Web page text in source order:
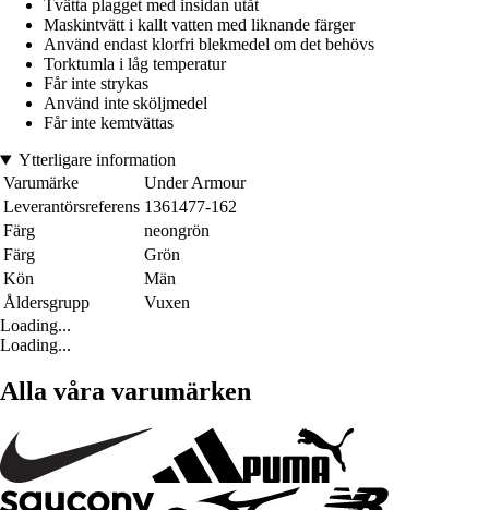
Tvätta plagget med insidan utåt
Maskintvätt i kallt vatten med liknande färger
Använd endast klorfri blekmedel om det behövs
Torktumla i låg temperatur
Får inte strykas
Använd inte sköljmedel
Får inte kemtvättas
Ytterligare information
Varumärke
Under Armour
Leverantörsreferens 1361477-162
Färg
neongrön
Färg
Grön
Kön
Män
Åldersgrupp
Vuxen
Loading...
Loading...
Alla våra varumärken